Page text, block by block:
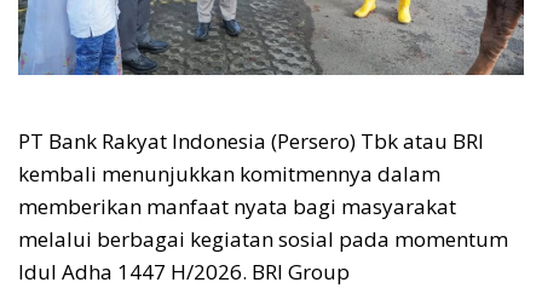
PT Bank Rakyat Indonesia (Persero) Tbk atau BRI
kembali menunjukkan komitmennya dalam
memberikan manfaat nyata bagi masyarakat
melalui berbagai kegiatan sosial pada momentum
Idul Adha 1447 H/2026. BRI Group